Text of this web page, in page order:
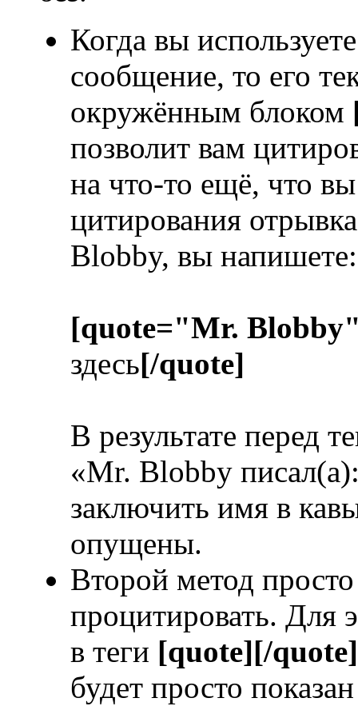
Когда вы
сообщение, то его
окружённым блоком
позволит вам
на что-то ещё, что
цитирования
Blobby, вы напишете:
[quote="Mr.
здесь[/quote]
В результате перед
«Mr. Blobby
заключить имя в
опущены.
Второй метод
процитировать. Для
в теги [quote][/quote]
будет просто